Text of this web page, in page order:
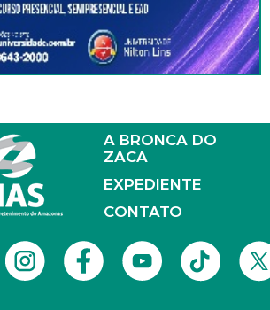
A BRONCA DO
ZACA
EXPEDIENTE
CONTATO